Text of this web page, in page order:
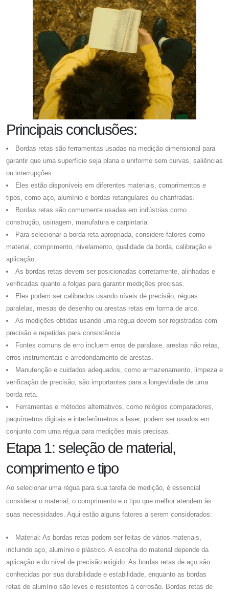
Principais conclusões:
Bordas retas são ferramentas usadas na medição dimensional para
garantir que uma superfície seja plana e uniforme sem curvas, saliências
ou interrupções.
Eles estão disponíveis em diferentes materiais, comprimentos e
tipos, como aço, alumínio e bordas retangulares ou chanfradas.
Bordas retas são comumente usadas em indústrias como
construção, usinagem, manufatura e carpintaria.
Para selecionar a borda reta apropriada, considere fatores como
material, comprimento, nivelamento, qualidade da borda, calibração e
aplicação.
As bordas retas devem ser posicionadas corretamente, alinhadas e
verificadas quanto a folgas para garantir medições precisas.
Eles podem ser calibrados usando níveis de precisão, réguas
paralelas, mesas de desenho ou arestas retas em forma de arco.
As medições obtidas usando uma régua devem ser registradas com
precisão e repetidas para consistência.
Fontes comuns de erro incluem erros de paralaxe, arestas não retas,
erros instrumentais e arredondamento de arestas.
Manutenção e cuidados adequados, como armazenamento, limpeza e
verificação de precisão, são importantes para a longevidade de uma
borda reta.
Ferramentas e métodos alternativos, como relógios comparadores,
paquímetros digitais e interferômetros a laser, podem ser usados ​​em
conjunto com uma régua para medições mais precisas.
Etapa 1: seleção de material,
comprimento e tipo
Ao selecionar uma régua para sua tarefa de medição, é essencial
considerar o material, o comprimento e o tipo que melhor atendem às
suas necessidades. Aqui estão alguns fatores a serem considerados:
Material: As bordas retas podem ser feitas de vários materiais,
incluindo aço, alumínio e plástico. A escolha do material depende da
aplicação e do nível de precisão exigido. As bordas retas de aço são
conhecidas por sua durabilidade e estabilidade, enquanto as bordas
retas de alumínio são leves e resistentes à corrosão. Bordas retas de